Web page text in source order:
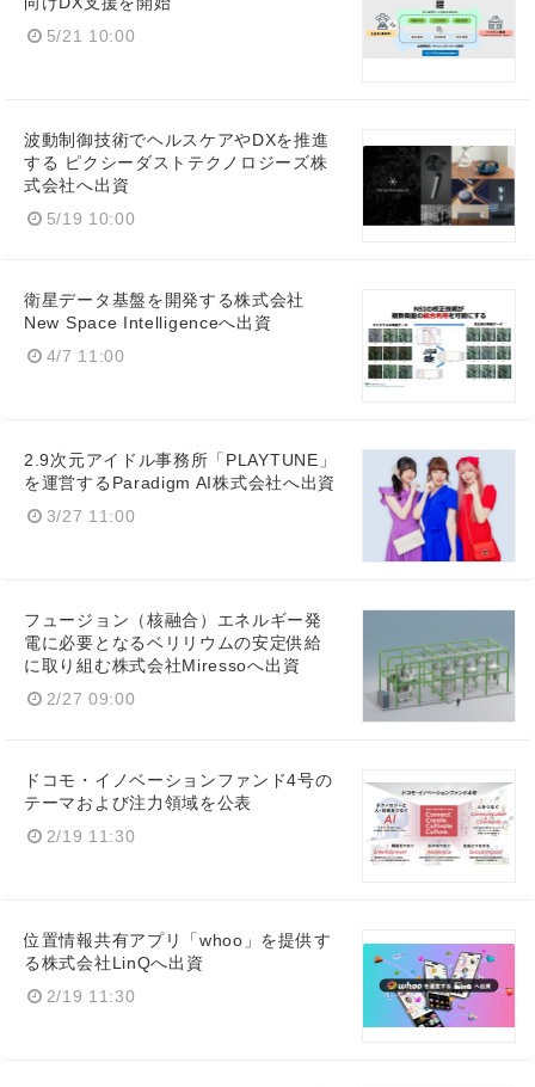
5/21 10:00
波動制御技術でヘルスケアやDXを推進
する ピクシーダストテクノロジーズ株
式会社へ出資
5/19 10:00
衛星データ基盤を開発する株式会社
New Space Intelligenceへ出資
4/7 11:00
2.9次元アイドル事務所「PLAYTUNE」
を運営するParadigm AI株式会社へ出資
3/27 11:00
フュージョン（核融合）エネルギー発
電に必要となるベリリウムの安定供給
に取り組む株式会社Miressoへ出資
2/27 09:00
ドコモ・イノベーションファンド4号の
テーマおよび注力領域を公表
2/19 11:30
位置情報共有アプリ「whoo」を提供す
る株式会社LinQへ出資
2/19 11:30